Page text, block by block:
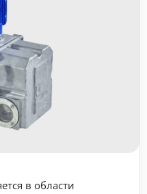
в области